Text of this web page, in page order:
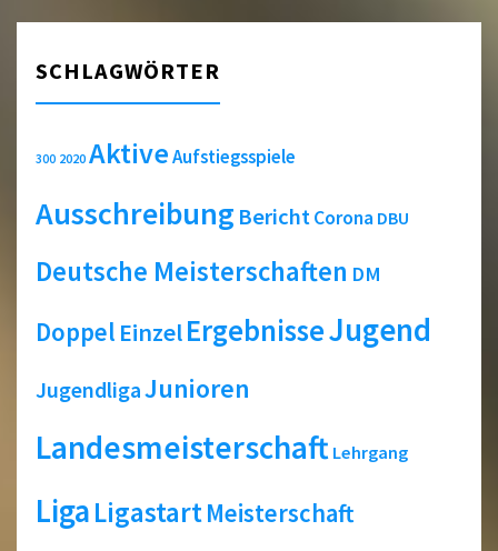
SCHLAGWÖRTER
300 2020 AktiveAufstiegsspiele
Ausschreibung BerichtCorona DBU
Deutsche Meisterschaften DM
Doppel EinzelErgebnisseJugend
JugendligaJunioren
Landesmeisterschaft Lehrgang
LigaLigastartMeisterschaft